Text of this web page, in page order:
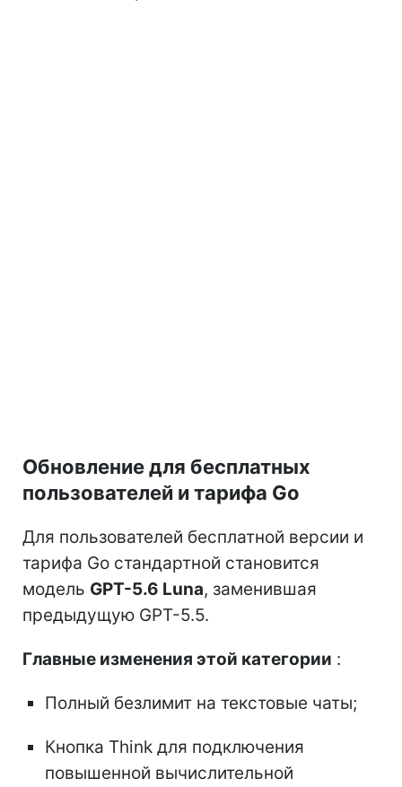
Обновление для бесплатных
пользователей и тарифа Go
Для пользователей бесплатной версии и
тарифа Go стандартной становится
модель GPT-5.6 Luna, заменившая
предыдущую GPT-5.5.
Главные изменения этой категории :
Полный безлимит на текстовые чаты;
Кнопка Think для подключения
повышенной вычислительной